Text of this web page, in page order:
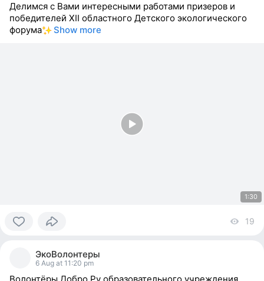
Делимся с Вами интересными работами призеров и
победителей XII областного Детского экологического
форума
Show more
1:30
19
ЭкоВолонтеры
6 Aug at 11:20 pm